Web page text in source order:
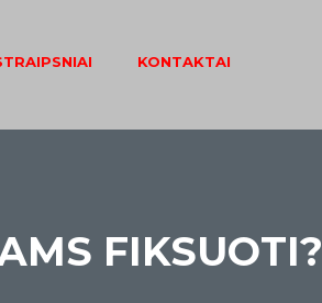
KONTAKTAI
FIKSUOTI?